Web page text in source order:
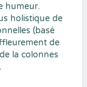
humeur.
holistique de
(basé
de
la colonnes